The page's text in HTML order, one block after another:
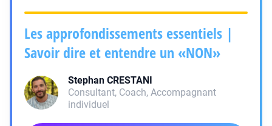
Les approfondissements essentiels |
Savoir dire et entendre un «NON»
Stephan CRESTANI
Consultant, Coach, Accompagnant
individuel